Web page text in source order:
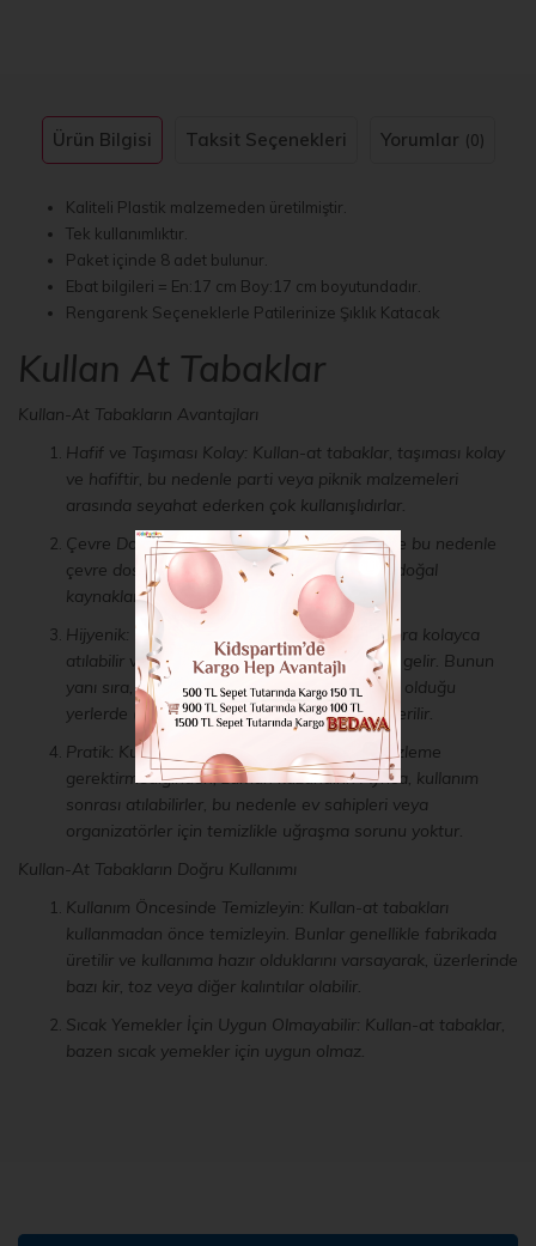
Ürün Bilgisi Taksit Seçenekleri Yorumlar (0)
Kaliteli Plastik malzemeden üretilmiştir.
Tek kullanımlıktır.
Paket içinde 8 adet bulunur.
Ebat bilgileri = En:17 cm Boy:17 cm boyutundadır.
Rengarenk Seçeneklerle Patilerinize Şıklık Katacak
Kullan At Tabaklar
Kullan-At Tabakların Avantajları
Hafif ve Taşıması Kolay: Kullan-at tabaklar, taşıması kolay
ve hafiftir, bu nedenle parti veya piknik malzemeleri
arasında seyahat ederken çok kullanışlıdırlar.
Çevre Dostu: Birçoğu geri dönüştürülebilir ve bu nedenle
çevre dostudur. Bu, atık miktarını azaltarak doğal
kaynakları korumamıza yardımcı olur.
Hijyenik: Kullan-at tabaklar, kullanımdan sonra kolayca
atılabilir ve bu da hijyenik bir seçenek haline gelir. Bunun
yanı sıra, özellikle enfeksiyon riskinin yüksek olduğu
yerlerde (örneğin, büfelerde) kullanılması önerilir.
Pratik: Kullan-at tabaklar, yıkama veya temizleme
gerektirmediğinden, zaman kazandırır. Ayrıca, kullanım
sonrası atılabilirler, bu nedenle ev sahipleri veya
organizatörler için temizlikle uğraşma sorunu yoktur.
Kullan-At Tabakların Doğru Kullanımı
Kullanım Öncesinde Temizleyin: Kullan-at tabakları
kullanmadan önce temizleyin. Bunlar genellikle fabrikada
üretilir ve kullanıma hazır olduklarını varsayarak, üzerlerinde
bazı kir, toz veya diğer kalıntılar olabilir.
Sıcak Yemekler İçin Uygun Olmayabilir: Kullan-at tabaklar,
bazen sıcak yemekler için uygun olmaz.